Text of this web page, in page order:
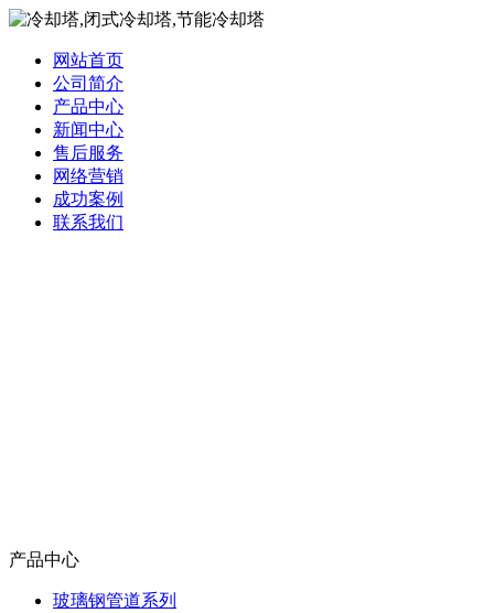
网站首页
公司简介
产品中心
新闻中心
售后服务
网络营销
成功案例
联系我们
产品中心
玻璃钢管道系列